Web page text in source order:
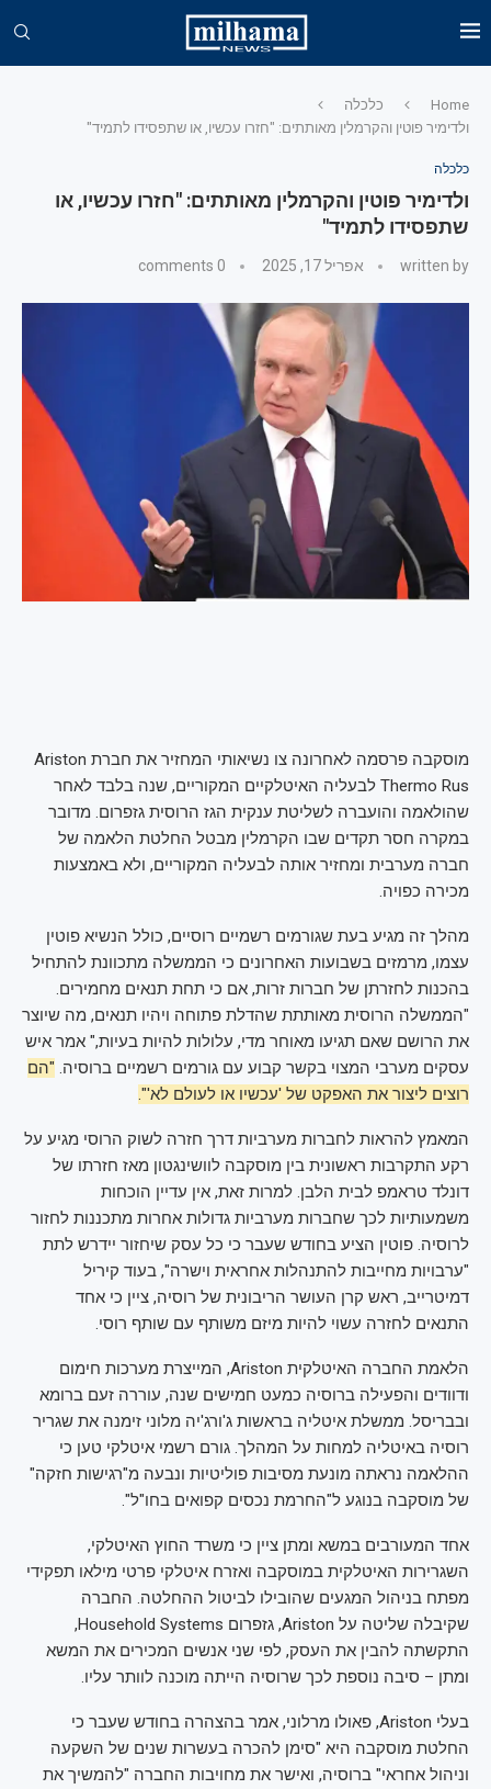
Home
כלכלה
ולדימיר פוטין והקרמלין מאותתים: "חזרו עכשיו, או שתפסידו לתמיד"
כלכלה
ולדימיר פוטין והקרמלין מאותתים: "חזרו עכשיו, או
שתפסידו לתמיד"
written by אפריל 17, 2025 0 comments
מוסקבה פרסמה לאחרונה צו נשיאותי המחזיר את חברת Ariston
Thermo Rus לבעליה האיטלקיים המקוריים, שנה בלבד לאחר
שהולאמה והועברה לשליטת ענקית הגז הרוסית גזפרום. מדובר
במקרה חסר תקדים שבו הקרמלין מבטל החלטת הלאמה של
חברה מערבית ומחזיר אותה לבעליה המקוריים, ולא באמצעות
מכירה כפויה.
מהלך זה מגיע בעת שגורמים רשמיים רוסיים, כולל הנשיא פוטין
עצמו, מרמזים בשבועות האחרונים כי הממשלה מתכוונת להתחיל
בהכנות לחזרתן של חברות זרות, אם כי תחת תנאים מחמירים.
"הממשלה הרוסית מאותתת שהדלת פתוחה ויהיו תנאים, מה שיוצר
את הרושם שאם תגיעו מאוחר מדי, עלולות להיות בעיות," אמר איש
עסקים מערבי המצוי בקשר קבוע עם גורמים רשמיים ברוסיה. "הם
רוצים ליצור את האפקט של 'עכשיו או לעולם לא'".
המאמץ להראות לחברות מערביות דרך חזרה לשוק הרוסי מגיע על
רקע התקרבות ראשונית בין מוסקבה לוושינגטון מאז חזרתו של
דונלד טראמפ לבית הלבן. למרות זאת, אין עדיין הוכחות
משמעותיות לכך שחברות מערביות גדולות אחרות מתכננות לחזור
לרוסיה. פוטין הציע בחודש שעבר כי כל עסק שיחזור יידרש לתת
"ערבויות מחייבות להתנהלות אחראית וישרה", בעוד קיריל
דמיטרייב, ראש קרן העושר הריבונית של רוסיה, ציין כי אחד
התנאים לחזרה עשוי להיות מיזם משותף עם שותף רוסי.
הלאמת החברה האיטלקית Ariston, המייצרת מערכות חימום
ודוודים והפעילה ברוסיה כמעט חמישים שנה, עוררה זעם ברומא
ובבריסל. ממשלת איטליה בראשות ג'ורג'יה מלוני זימנה את שגריר
רוסיה באיטליה למחות על המהלך. גורם רשמי איטלקי טען כי
ההלאמה נראתה מונעת מסיבות פוליטיות ונבעה מ"רגישות חזקה"
של מוסקבה בנוגע ל"החרמת נכסים קפואים בחו"ל".
אחד המעורבים במשא ומתן ציין כי משרד החוץ האיטלקי,
השגרירות האיטלקית במוסקבה ואזרח איטלקי פרטי מילאו תפקידי
מפתח בניהול המגעים שהובילו לביטול ההחלטה. החברה
שקיבלה שליטה על Ariston, גזפרום Household Systems,
התקשתה להבין את העסק, לפי שני אנשים המכירים את המשא
ומתן – סיבה נוספת לכך שרוסיה הייתה מוכנה לוותר עליו.
בעלי Ariston, פאולו מרלוני, אמר בהצהרה בחודש שעבר כי
החלטת מוסקבה היא "סימן להכרה בעשרות שנים של השקעה
וניהול אחראי" ברוסיה, ואישר את מחויבות החברה "להמשיך את